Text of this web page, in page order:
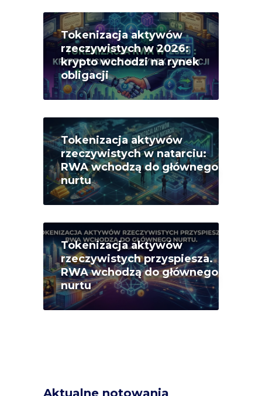
Tokenizacja aktywów
rzeczywistych w 2026:
krypto wchodzi na rynek
obligacji
Tokenizacja aktywów
rzeczywistych w natarciu:
RWA wchodzą do głównego
nurtu
Tokenizacja aktywów
rzeczywistych przyspiesza.
RWA wchodzą do głównego
nurtu
Aktualne notowania